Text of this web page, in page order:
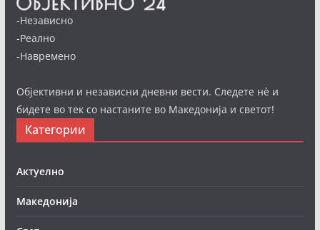
-Независно
-Реално
-Навремено
Објективни и независни дневни вести. Следете нè и
бидете во тек со настаните во Македонија и светот!
Категории
Актуелно
Македонија